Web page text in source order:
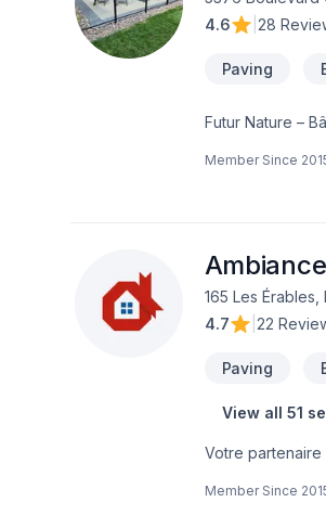
4.6
28
Paving
Futur Nature –
Nature, nous
rigueur,
adaptées aux
Futur Nature,
vos
Member Since
165 Les Érables,
4.7
22
Paving
View all 51
Votre partenaire
Excavation
Member Since